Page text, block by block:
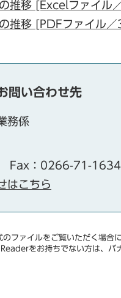
推移 [Excelファイル
推移 [PDFファイル／
問い合わせ先
務係
Fax：0266-71-1634
はこちら
のファイルをご覧いただく場
をお持ちでない方は、バ